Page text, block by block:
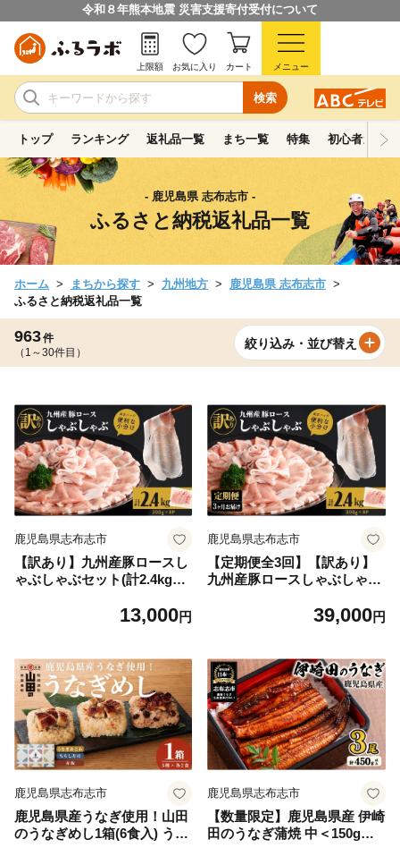
令和８年熊本地震 災害支援寄付受付について
検索
上限額 お気に入り カート メニュー
トップ ランキング 返礼品一覧 まち一覧 特集 初心者ガイド
- 鹿児島県 志布志市 -
ふるさと納税返礼品一覧
ホーム まちから探す 九州地方
鹿児島県 志布志市
ふるさと納税返礼品一覧
963件
（1～30件目）
絞り込み・並び替え
鹿児島県志布志市
【訳あり】九州産豚ロースし
ゃぶしゃぶセット(計2.4kg・
肉 豚ロース 豚しゃぶ しゃぶ
13,000円
鹿児島県志布志市
【定期便全3回】【訳あり】
九州産豚ロースしゃぶしゃぶ
回) 国産 九州産 豚 豚肉 豚ロ
リ t0039-007
39,000円
鹿児島県志布志市
鹿児島県産うなぎ使用！山田
のうなぎめし1箱(6食入) うな
鹿児島県志布志市
【数量限定】鹿児島県産 伊崎
田のうなぎ蒲焼 中＜150g以